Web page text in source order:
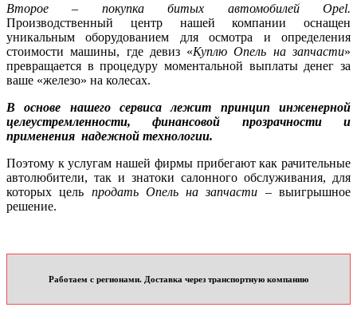
Второе – покупка битых автомобилей Opel.
Производственный центр нашей компании оснащен
уникальным оборудованием для осмотра и определения
стоимости машины, где девиз «Куплю Опель на запчасти»
превращается в процедуру моментальной выплаты денег за
ваше «железо» на колесах.
В основе нашего сервиса лежит принцип инженерной
целеустремленности, финансовой прозрачности и
применения надежной технологии.
Поэтому к услугам нашей фирмы прибегают как рачительные
автолюбители, так и знатоки салонного обслуживания, для
которых цель продать Опель на запчасти – выигрышное
решение.
Работаем с регионами. Доставка через транспортную компанию